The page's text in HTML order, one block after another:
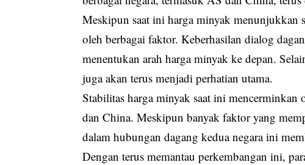
Meskipun saat ini harga minyak menunjukkan
oleh berbagai faktor. Keberhasilan dialog
menentukan arah harga minyak ke depan.
juga akan terus menjadi perhatian utama.
Stabilitas harga minyak saat ini mencerminkan
dan China. Meskipun banyak faktor yang
dalam hubungan dagang kedua negara ini
Dengan terus memantau perkembangan ini,